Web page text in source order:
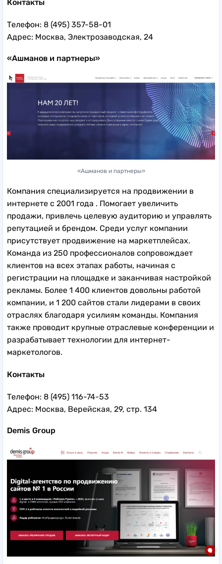
Контакты
Телефон: 8 (495) 357-58-01
Адрес: Москва, Электрозаводская, 24
«Ашманов и партнеры»
«Ашманов и партнеры»
Компания специализируется на продвижении в
интернете с 2001 года . Помогает увеличить
продажи, привлечь целевую аудиторию и управлять
репутацией и брендом. Среди услуг компании
присутствует продвижение на маркетплейсах.
Команда из 250 профессионалов сопровождает
клиентов на всех этапах работы, начиная с
регистрации на площадке и заканчивая настройкой
рекламы. Более 1 400 клиентов довольны работой
компании, и 1 200 сайтов стали лидерами в своих
отраслях благодаря усилиям команды. Компания
также проводит крупные отраслевые конференции и
разрабатывает технологии для интернет-
маркетологов.
Контакты
Телефон: 8 (495) 116-74-53
Адрес: Москва, Верейская, 29, стр. 134
Demis Group